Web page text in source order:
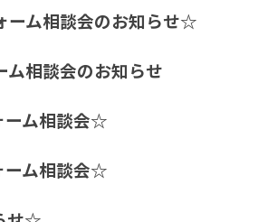
ム相談会のお知らせ☆
ム相談会のお知らせ
ム相談会☆
ム相談会☆